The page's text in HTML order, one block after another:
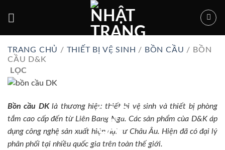
TRANG CHỦ / THIẾT BỊ VỆ SINH / BỒN CẦU / BỒN
CẦU D&K
LỌC
Bồn cầu DKlà thương hiệu thiết bị vệ sinh và thiết bị phòng
tắm cao cấp đến từ Liên Bang Nga. Các sản phẩm của D&K áp
dụng công nghệ sản xuất hiện đại từ Châu Âu. Hiện đã có đại lý
phân phối tại nhiều quốc gia trên toàn thế giới.